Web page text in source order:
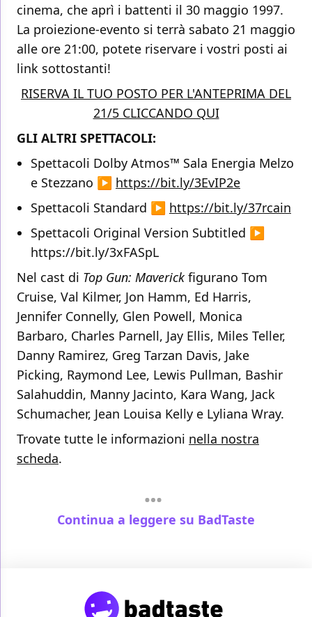
cinema, che aprì i battenti il 30 maggio 1997.
La proiezione-evento si terrà sabato 21 maggio
alle ore 21:00, potete riservare i vostri posti ai
link sottostanti!
RISERVA IL TUO POSTO PER L'ANTEPRIMA DEL
21/5 CLICCANDO QUI
GLI ALTRI SPETTACOLI:
Spettacoli Dolby Atmos™️ Sala Energia Melzo
e Stezzano ▶️ https://bit.ly/3EvIP2e
Spettacoli Standard ▶️ https://bit.ly/37rcain
Spettacoli Original Version Subtitled ▶️
https://bit.ly/3xFASpL
Nel cast di Top Gun: Maverickfigurano Tom
Cruise, Val Kilmer, Jon Hamm, Ed Harris,
Jennifer Connelly, Glen Powell, Monica
Barbaro, Charles Parnell, Jay Ellis, Miles Teller,
Danny Ramirez, Greg Tarzan Davis, Jake
Picking, Raymond Lee, Lewis Pullman, Bashir
Salahuddin, Manny Jacinto, Kara Wang, Jack
Schumacher, Jean Louisa Kelly e Lyliana Wray.
Trovate tutte le informazioni nella nostra
scheda.
Continua a leggere su BadTaste